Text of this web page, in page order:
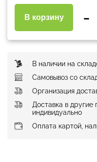
В корзину -
В наличии на
Самовывоз со
Организация
Доставка в другие
индивидуально
Оплата картой,